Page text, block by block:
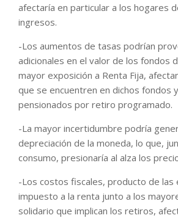
afectaría en particular a los hogares
ingresos.
-Los aumentos de tasas podrían
adicionales en el valor de los fondos
mayor exposición a Renta Fija,
que se encuentren en dichos fondos
pensionados por retiro programado.
-La mayor incertidumbre podría
depreciación de la moneda, lo que,
consumo, presionaría al alza los
-Los costos fiscales, producto de las
impuesto a la renta junto a los
solidario que implican los retiros,